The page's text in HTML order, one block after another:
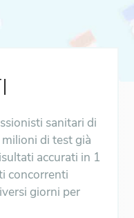
sanitari di
di test già
accurati in 1
concorrenti
giorni per